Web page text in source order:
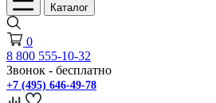
Каталог
0
8 800 555-10-32
Звонок - бесплатно
+7 (495) 646-49-78